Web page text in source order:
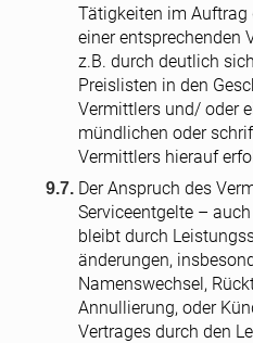
Tätigkeiten im Auftrag
einer entsprechenden
z.B. durch deutlich
Preislisten in den
Vermittlers und/ oder
mündlichen oder
Vermittlers hierauf
Der Anspruch des
Serviceentgelte –
bleibt durch
änderungen,
Namenswechsel,
Annullierung, oder
Vertrages durch den